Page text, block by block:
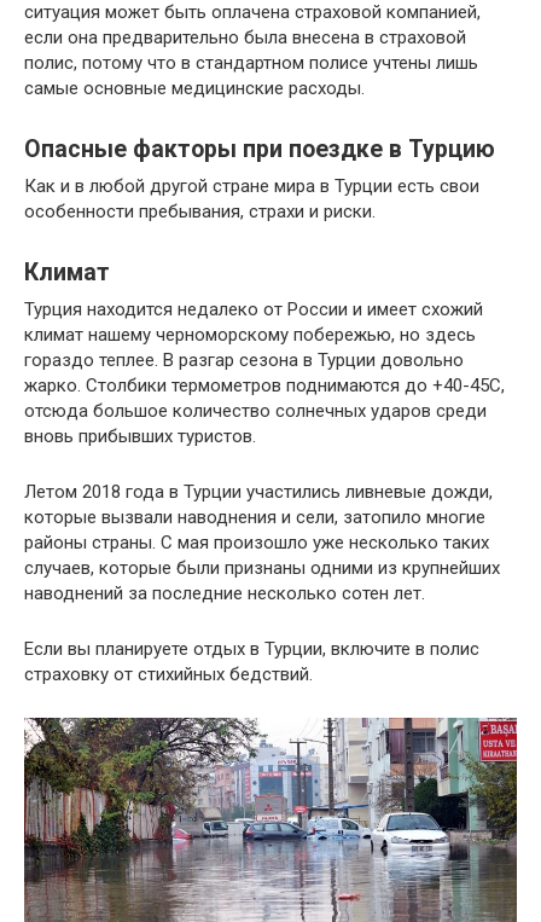
ситуация может быть оплачена страховой компанией,
если она предварительно была внесена в страховой
полис, потому что в стандартном полисе учтены лишь
самые основные медицинские расходы.
Опасные факторы при поездке в Турцию
Как и в любой другой стране мира в Турции есть свои
особенности пребывания, страхи и риски.
Климат
Турция находится недалеко от России и имеет схожий
климат нашему черноморскому побережью, но здесь
гораздо теплее. В разгар сезона в Турции довольно
жарко. Столбики термометров поднимаются до +40-45С,
отсюда большое количество солнечных ударов среди
вновь прибывших туристов.
Летом 2018 года в Турции участились ливневые дожди,
которые вызвали наводнения и сели, затопило многие
районы страны. С мая произошло уже несколько таких
случаев, которые были признаны одними из крупнейших
наводнений за последние несколько сотен лет.
Если вы планируете отдых в Турции, включите в полис
страховку от стихийных бедствий.